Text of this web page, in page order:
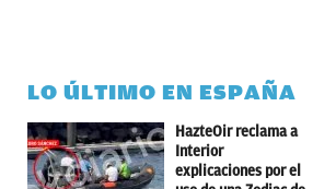
LO ÚLTIMO EN ESPAÑA
HazteOir reclama a
Interior
explicaciones por el